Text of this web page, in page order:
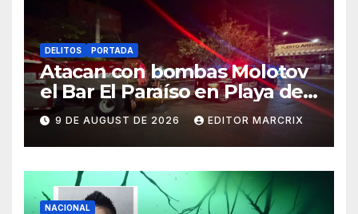
DELITOS PORTADA
Atacan con bombas Molotov
el Bar El Paraíso en Playa del
Carmen
9 DE AUGUST DE 2026 EDITOR MARCRIX
NACIONAL